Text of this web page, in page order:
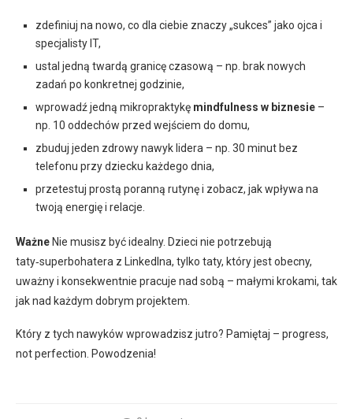
zdefiniuj na nowo, co dla ciebie znaczy „sukces” jako ojca i
specjalisty IT,
ustal jedną twardą granicę czasową – np. brak nowych
zadań po konkretnej godzinie,
wprowadź jedną mikropraktykę mindfulness w biznesie –
np. 10 oddechów przed wejściem do domu,
zbuduj jeden zdrowy nawyk lidera – np. 30 minut bez
telefonu przy dziecku każdego dnia,
przetestuj prostą poranną rutynę i zobacz, jak wpływa na
twoją energię i relacje.
Ważne Nie musisz być idealny. Dzieci nie potrzebują
taty‑superbohatera z LinkedIna, tylko taty, który jest obecny,
uważny i konsekwentnie pracuje nad sobą – małymi krokami, tak
jak nad każdym dobrym projektem.
Który z tych nawyków wprowadzisz jutro? Pamiętaj – progress,
not perfection. Powodzenia!